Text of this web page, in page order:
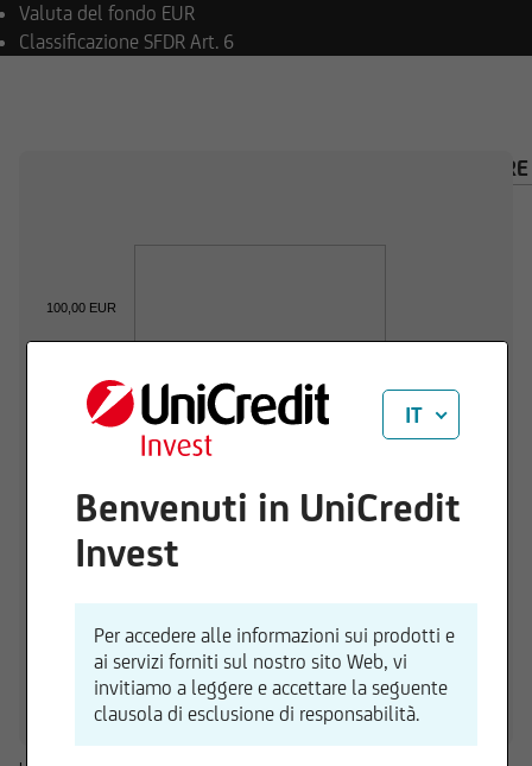
Valuta del fondo EUR
Classificazione SFDR Art. 6
100,00 EUR
97,00 EUR
99,00 EUR
1 D
-0,27 %
3 m
-0,07 %
6 m
-1,79 %
1 a
-3,91 %
3 a
IT
Benvenuti in UniCredit
Invest
Per accedere alle informazioni sui prodotti e
ai servizi forniti sul nostro sito Web, vi
invitiamo a leggere e accettare la seguente
clausola di esclusione di responsabilità.